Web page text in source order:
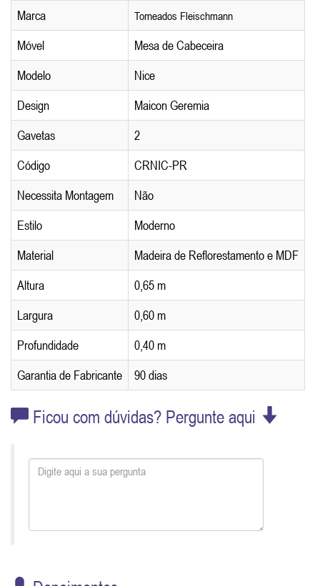
Marca Torneados Fleischmann
Móvel
Mesa de Cabeceira
Modelo
Nice
Design
Maicon Geremia
Gavetas
2
Código
CRNIC-PR
Necessita Montagem
Não
Estilo
Moderno
Material
Madeira de Reflorestamento e MDF
Altura
0,65 m
Largura
0,60 m
Profundidade
0,40 m
Garantia de Fabricante
90 dias
Ficou com dúvidas? Pergunte aqui